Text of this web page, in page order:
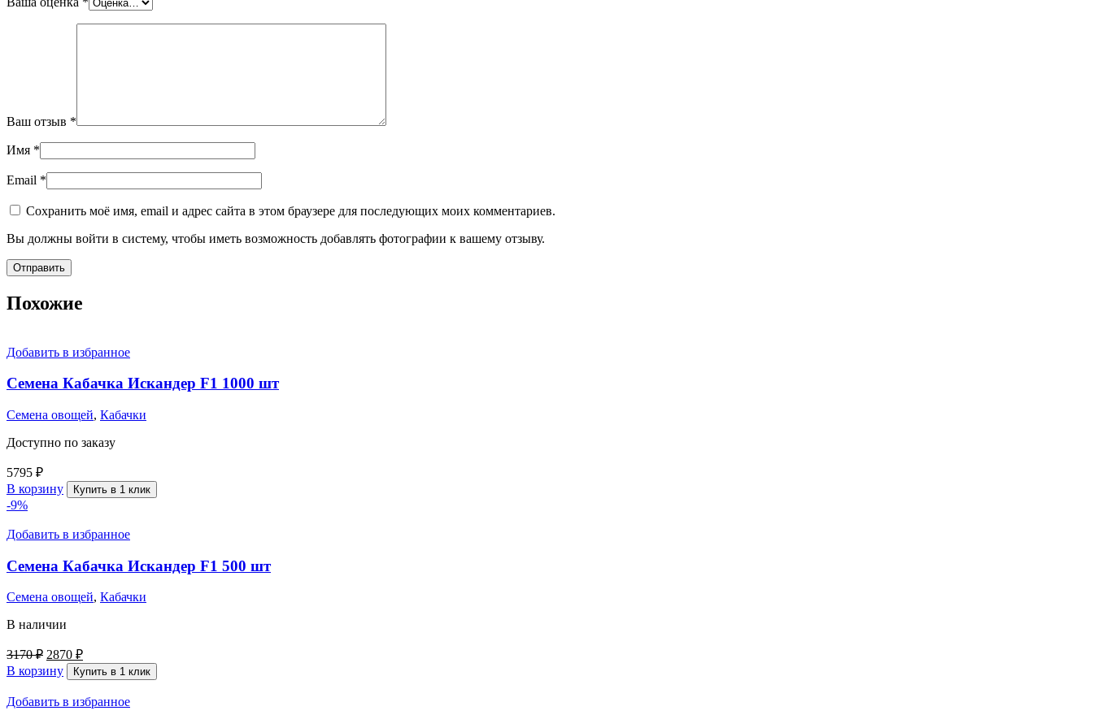
Ваш отзыв *
Имя *
Email *
Сохранить моё имя, email и адрес сайта в этом браузере для последующих моих комментариев.
Вы должны войти в систему, чтобы иметь возможность добавлять фотографии к вашему отзыву.
Похожие
Добавить в избранное
Семена Кабачка Искандер F1 1000 шт
Семена овощей, Кабачки
Доступно по заказу
5795 ₽
В корзину
Купить в 1 клик
-9%
Добавить в избранное
Семена Кабачка Искандер F1 500 шт
Семена овощей, Кабачки
В наличии
3170₽ 2870 ₽
В корзину
Купить в 1 клик
Добавить в избранное